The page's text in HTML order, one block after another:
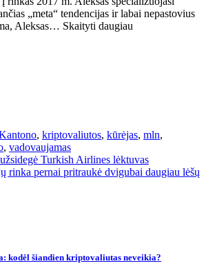
„meta“ tendencijas ir labai nepastovius
Aleksas… Skaityti daugiau
, kriptovaliutos, kūrėjas, mln,
, vadovaujamas
Turkish Airlines lėktuvas
rinka pernai pritraukė dvigubai daugiau lėšų
kodėl šiandien kriptovaliutas neveikia?